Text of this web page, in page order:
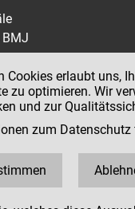
(für
Cookies erlaubt uns,
zu optimieren. Wir
und zur
zum Datenschutz